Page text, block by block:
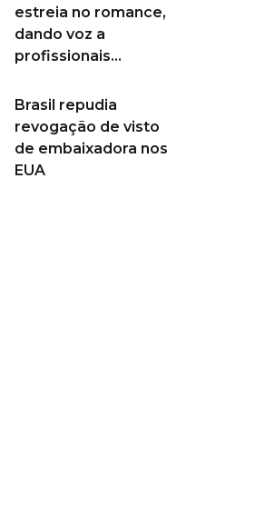
estreia no romance,
dando voz a
profissionais...
Brasil repudia
revogação de visto
de embaixadora nos
EUA